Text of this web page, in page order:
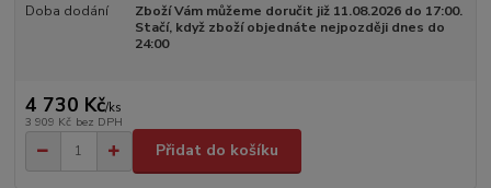
Doba dodání
Zboží Vám můžeme doručit již 11.08.2026 do 17:00.
Stačí, když zboží objednáte nejpozději dnes do
24:00
4 730 Kč/ks
3 909 Kč bez DPH
Přidat do košíku